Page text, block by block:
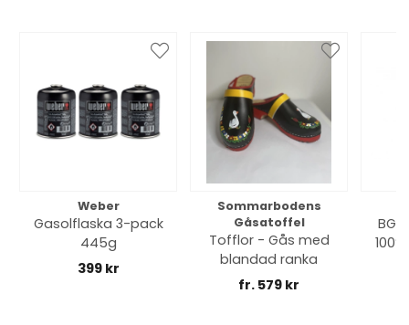
Weber
Gasolflaska 3-pack
445g
399 kr
Sommarbodens
Gåsatoffel
Tofflor - Gås med
blandad ranka
fr. 579 kr